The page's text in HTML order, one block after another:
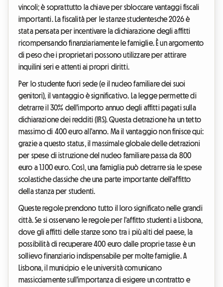
vincoli; è soprattutto la chiave per sbloccare vantaggi fiscali
importanti. La fiscalità per le stanze studentesche 2026 è
stata pensata per incentivare la dichiarazione degli affitti
ricompensando finanziariamente le famiglie. È un argomento
di peso che i proprietari possono utilizzare per attirare
inquilini seri e attenti ai propri diritti.
Per lo studente fuori sede (e il nucleo familiare dei suoi
genitori), il vantaggio è significativo. La legge permette di
detrarre il 30% dell'importo annuo degli affitti pagati sulla
dichiarazione dei redditi (IRS). Questa detrazione ha un tetto
massimo di 400 euro all'anno. Ma il vantaggio non finisce qui:
grazie a questo status, il massimale globale delle detrazioni
per spese di istruzione del nucleo familiare passa da 800
euro a 1.100 euro. Così, una famiglia può detrarre sia le spese
scolastiche classiche che una parte importante dell'affitto
della stanza per studenti.
Queste regole prendono tutto il loro significato nelle grandi
città. Se si osservano le regole per l'affitto studenti a Lisbona,
dove gli affitti delle stanze sono tra i più alti del paese, la
possibilità di recuperare 400 euro dalle proprie tasse è un
sollievo finanziario indispensabile per molte famiglie. A
Lisbona, il municipio e le università comunicano
massicciamente sull'importanza di esigere un contratto e